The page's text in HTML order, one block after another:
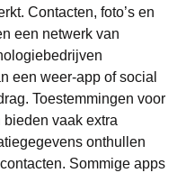
Contacten, foto’s en
een netwerk van
een weer-app of social
Toestemmingen voor
vaak extra
onthullen
Sommige apps